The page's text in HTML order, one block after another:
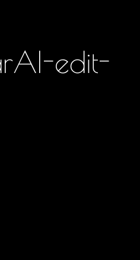
edit-